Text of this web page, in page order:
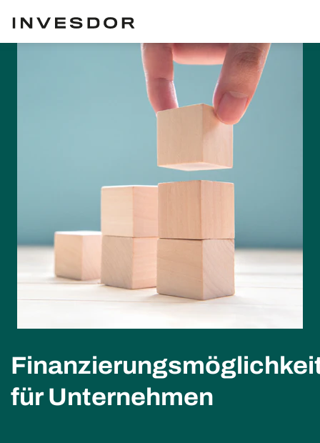
für Unternehmen